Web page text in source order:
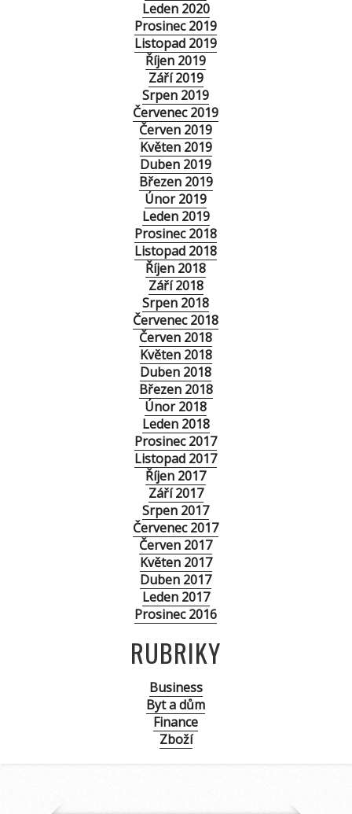
Leden 2020
Prosinec 2019
Listopad 2019
Říjen 2019
Září 2019
Srpen 2019
Červenec 2019
Červen 2019
Květen 2019
Duben 2019
Březen 2019
Únor 2019
Leden 2019
Prosinec 2018
Listopad 2018
Říjen 2018
Září 2018
Srpen 2018
Červenec 2018
Červen 2018
Květen 2018
Duben 2018
Březen 2018
Únor 2018
Leden 2018
Prosinec 2017
Listopad 2017
Říjen 2017
Září 2017
Srpen 2017
Červenec 2017
Červen 2017
Květen 2017
Duben 2017
Leden 2017
Prosinec 2016
RUBRIKY
Business
Byt a dům
Finance
Zboží